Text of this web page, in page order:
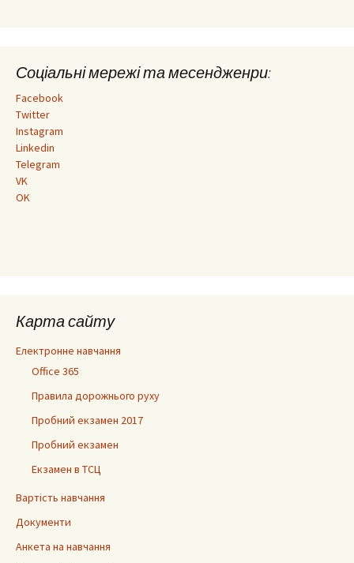
Соціальні мережі та месендженри:
Facebook
Twitter
Instagram
Linkedin
Telegram
VK
OK
Карта сайту
Електронне навчання
Office 365
Правила дорожнього руху
Пробний екзамен 2017
Пробний екзамен
Екзамен в ТСЦ
Вартість навчання
Документи
Анкета на навчання